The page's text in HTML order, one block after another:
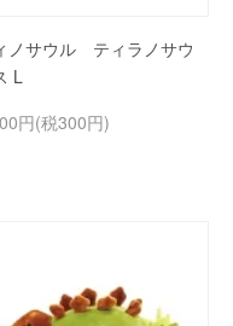
ノサウル ティラノサウ
L
円(税300円)